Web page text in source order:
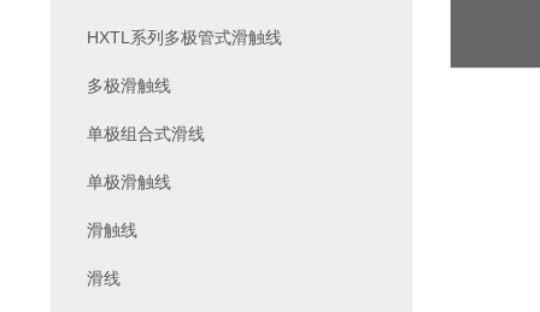
HXTL系列多极管式滑触线
多极滑触线
单极组合式滑线
单极滑触线
滑触线
滑线